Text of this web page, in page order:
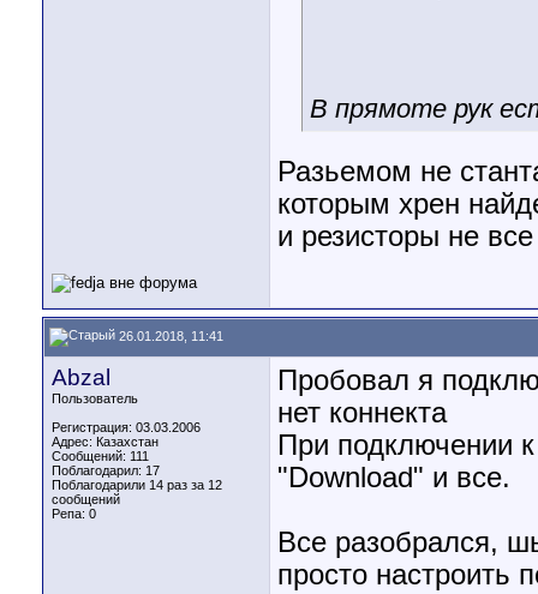
В прямоте рук
Разьемом не
которым хрен
и резисторы не
26.01.2018, 11:41
Abzal
Пользователь
Регистрация: 03.03.2006
Адрес: Казахстан
Сообщений: 111
Поблагодарил: 17
Поблагодарили 14 раз за 12
сообщений
Репа: 0
Пробовал я
нет коннекта
При подключении
"Download" и все.
Все разобрался,
просто настроить